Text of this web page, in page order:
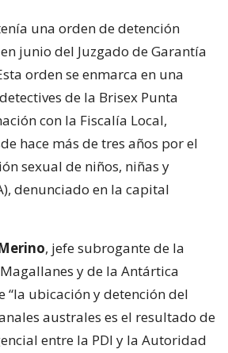
una orden de detención
junio del Juzgado de Garantía
orden se enmarca en una
de la Brisex Punta
con la Fiscalía Local,
hace más de tres años por el
sexual de niños, niñas y
denunciado en la capital
, jefe subrogante de la
y de la Antártica
“la ubicación y detención del
australes es el resultado de
entre la PDI y la Autoridad